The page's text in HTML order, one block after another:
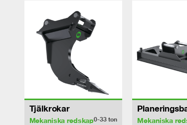
Tjälkrokar
Mekaniska redskap0-33ton Mekaniska